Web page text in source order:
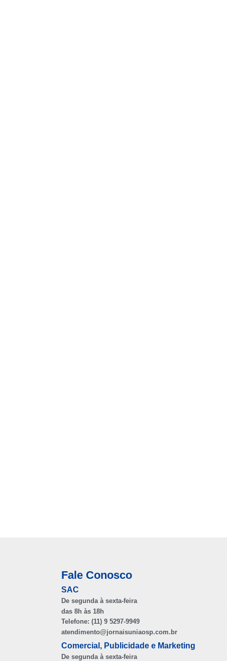
Fale Conosco
SAC
De segunda à sexta-feira
das 8h às 18h
Telefone: (11) 9 5297-9949
atendimento@jornaisuniaosp.com.br
Comercial, Publicidade e Marketing
De segunda à sexta-feira